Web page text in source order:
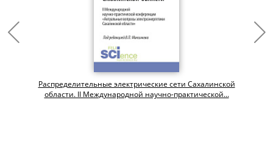
Распределительные электрические сети Сахалинской
области. II Международной научно-практической...